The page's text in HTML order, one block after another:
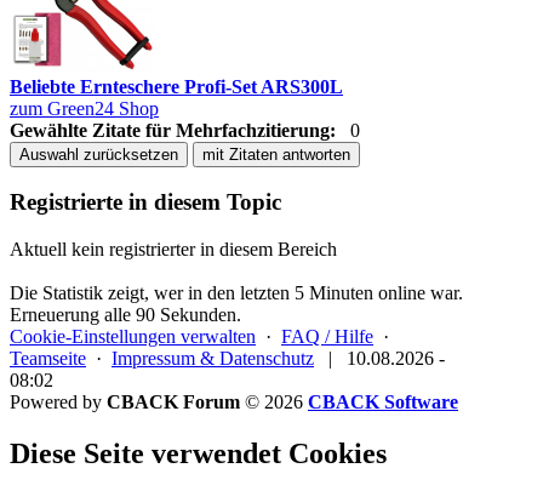
Beliebte Ernteschere Profi-Set ARS300L
zum Green24 Shop
Gewählte Zitate für Mehrfachzitierung:
0
Auswahl zurücksetzen mit Zitaten antworten
Registrierte in diesem Topic
Aktuell kein registrierter in diesem Bereich
Die Statistik zeigt, wer in den letzten 5 Minuten online war.
Erneuerung alle 90 Sekunden.
Cookie-Einstellungen verwalten · FAQ / Hilfe ·
Teamseite · Impressum & Datenschutz |
10.08.2026 -
08:02
Powered by CBACK Forum © 2026 CBACK Software
Diese Seite verwendet Cookies